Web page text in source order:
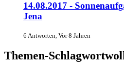
14.08.2017 -
Jena
6 Antworten, Vor 8 Jahren
Themen-